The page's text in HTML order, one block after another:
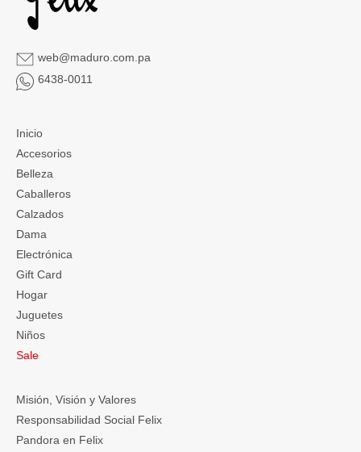
web@maduro.com.pa
6438-0011
Inicio
Accesorios
Belleza
Caballeros
Calzados
Dama
Electrónica
Gift Card
Hogar
Juguetes
Niños
Sale
Misión, Visión y Valores
Responsabilidad Social Felix
Pandora en Felix